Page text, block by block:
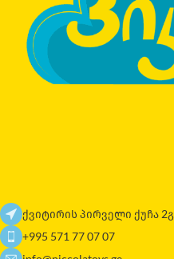
ქვიტირის პირველი ქუჩა 2გ
+995 571 77 07 07